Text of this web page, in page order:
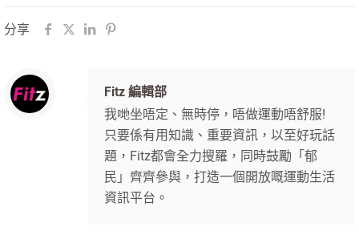
分享
Fitz 編輯部
我哋坐唔定、無時停，唔做運動唔舒服!
只要係有用知識、重要資訊，以至好玩話
題，Fitz都會全力搜羅，同時鼓勵「郁
民」齊齊參與，打造一個開放嘅運動生活
資訊平台。